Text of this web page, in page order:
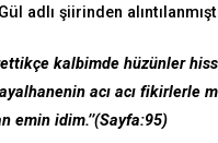
adlı şiirinden
kalbimde hüzünler
acı acı fikirlerle
emin idim.’’(Sayfa:95)